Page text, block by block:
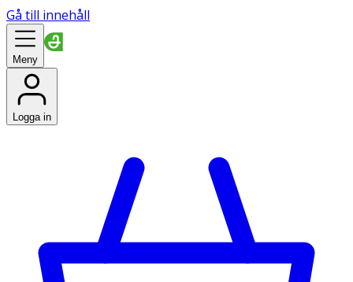
Gå till innehåll
Meny
Logga in